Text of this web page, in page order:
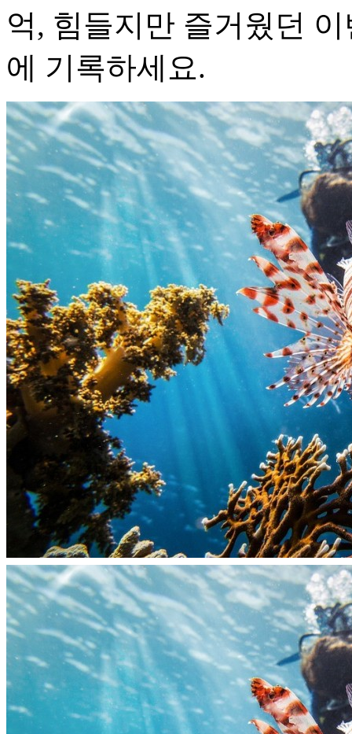
억, 힘들지만 즐거웠던
에 기록하세요.